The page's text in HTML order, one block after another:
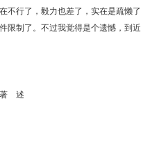
不行了，毅力也差了，实在是疏懒
限制了。不过我觉得是个遗憾，到